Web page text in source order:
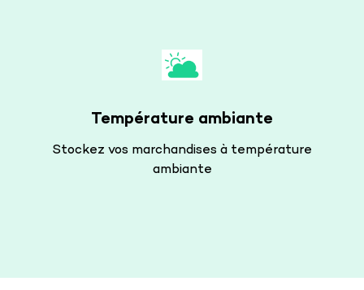
Température ambiante
Stockez vos marchandises à température
ambiante